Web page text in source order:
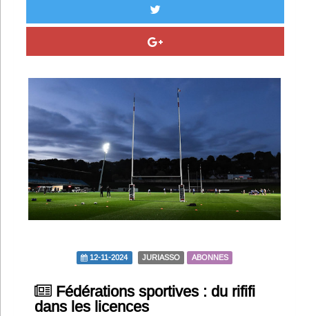
Partager
VieAsso
Infos
Divers
Abo Lettrasso
Désabo Lettrasso
Nous contacter
12-11-2024 JURIASSO ABONNES
Fédérations sportives : du rififi
dans les licences